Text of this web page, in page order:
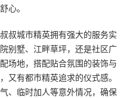
心。
城市精英拥有强大的服务实
别墅、江畔草坪，还是社区广
场地，搭配贴合氛围的装饰与
又有都市精英追求的仪式感。
、临时加人等意外情况，确保